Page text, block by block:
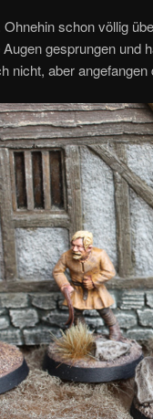
schon völlig
gesprungen und
nicht, aber